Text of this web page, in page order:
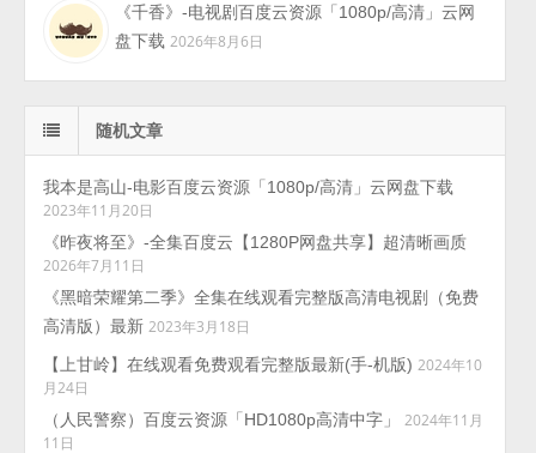
《千香》-电视剧百度云资源「1080p/高清」云网
盘下载 2026年8月6日
随机文章
我本是高山-电影百度云资源「1080p/高清」云网盘下载
2023年11月20日
《昨夜将至》-全集百度云【1280P网盘共享】超清晰画质
2026年7月11日
《黑暗荣耀第二季》全集在线观看完整版高清电视剧（免费
高清版）最新 2023年3月18日
【上甘岭】在线观看免费观看完整版最新(手-机版) 2024年10
月24日
（人民警察）百度云资源「HD1080p高清中字」
2024年11月
11日